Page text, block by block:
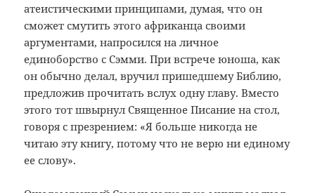
атеистическими принципами, думая, что он
сможет смутить этого африканца своими
аргументами, напросился на личное
единоборство с Сэмми. При встрече юноша, как
он обычно делал, вручил пришедшему Библию,
предложив прочитать вслух одну главу. Вместо
этого тот швырнул Священное Писание на стол,
говоря с презрением: «Я больше никогда не
читаю эту книгу, потому что не верю ни единому
ее слову».